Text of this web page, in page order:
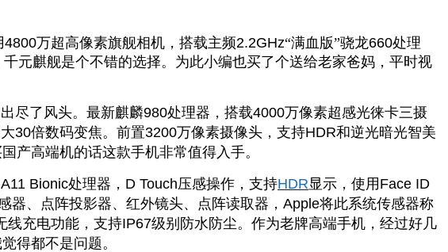
4800万超高像素旗舰相机，搭载主频2.2GHz“满血版”骁龙660处理
元麒舰是个不错的选择。为此小编也买了个送给老家爸妈，平时视
尽了风头。最新麒麟980处理器，搭载4000万像素超感光徕卡三摄
30倍数码变焦。前置3200万像素摄像头，支持HDR和逆光暗光智美
产高端机的话这款手机非常值得入手。
A11 Bionic处理器， D Touch压感操作，支持HDR显示，使用 Face ID
器、点阵投影器、红外镜头、点阵读取器， Apple将此系统传感器称
线充电功能，支持IP67级别防水防尘。作为老牌高端手机，经过好几
得都不是问题。